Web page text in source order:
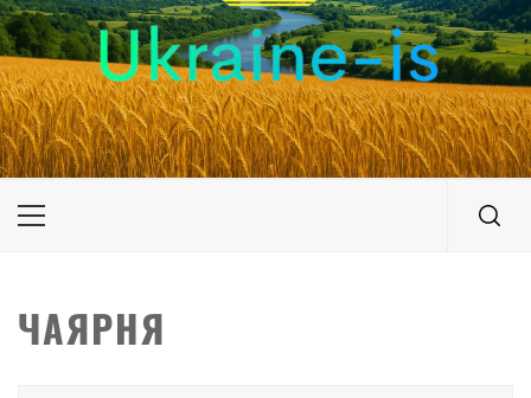
UKRAINE-IS
ПОДОРОЖI ПО УКРАЇНІ
Primary
ЧАЯРНЯ